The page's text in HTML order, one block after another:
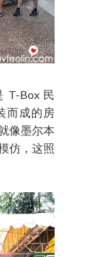
T-Box 民
而成的房
像墨尔本
仿，这照